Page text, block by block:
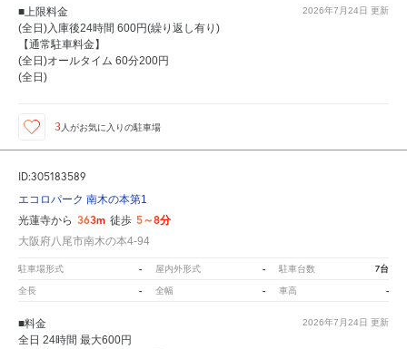
2026年7月24日 更新
■上限料金
(全日)入庫後24時間 600円(繰り返し有り)
【通常駐車料金】
(全日)オールタイム 60分200円
(全日)
3人がお気に入りの駐車場
ID:305183589
エコロパーク 南木の本第1
光蓮寺から 363m 徒歩 5～8分
大阪府八尾市南木の本4-94
駐車場形式 - 屋内外形式 - 駐車台数 7台
全長 - 全幅 - 車高 -
2026年7月24日 更新
■料金
全日 24時間 最大600円